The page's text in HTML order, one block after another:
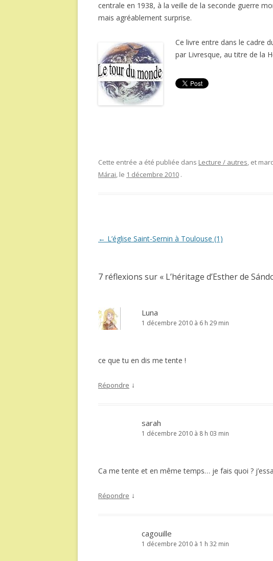
centrale en 1938, à la veille de la seconde guerre
mais agréablement surprise.
Ce livre entre dans le cadre
par Livresque, au titre de la
Cette entrée a été publiée dans Lecture / autres, et
Márai, le 1 décembre 2010 .
Navigation
← L’église Saint-Sernin à Toulouse (1)
7 réflexions sur « L’héritage d’Esther de
Luna
1 décembre 2010 à 6 h 29 min
ce que tu en dis me tente !
Répondre ↓
sarah
1 décembre 2010 à 8 h 03 min
Ca me tente et en même temps… je fais quoi ?
Répondre ↓
cagouille
1 décembre 2010 à 1 h 32 min